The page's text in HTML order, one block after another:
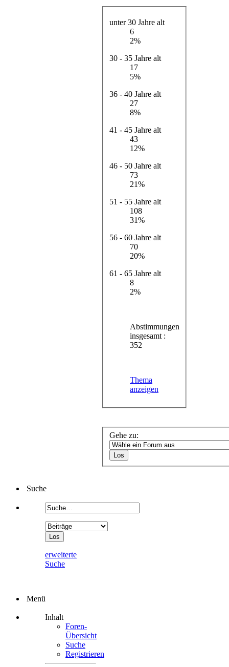
unter 30 Jahre alt
6
2%
30 - 35 Jahre alt
17
5%
36 - 40 Jahre alt
27
8%
41 - 45 Jahre alt
43
12%
46 - 50 Jahre alt
73
21%
51 - 55 Jahre alt
108
31%
56 - 60 Jahre alt
70
20%
61 - 65 Jahre alt
8
2%
Abstimmungen
insgesamt :
352
Thema
anzeigen
Gehe zu:
Suche
erweiterte
Suche
Menü
Inhalt
Foren-
Übersicht
Suche
Registrieren